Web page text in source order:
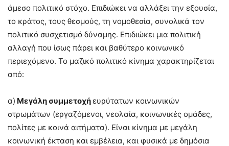
άμεσο πολιτικό στόχο. Επιδιώκει να αλλάξει την εξουσία,
το κράτος, τους θεσμούς, τη νομοθεσία, συνολικά τον
πολιτικό συσχετισμό δύναμης. Επιδιώκει μια πολιτική
αλλαγή που ίσως πάρει και βαθύτερο κοινωνικό
περιεχόμενο. Το μαζικό πολιτικό κίνημα χαρακτηρίζεται
από:
α) Μεγάλη συμμετοχήευρύτατων κοινωνικών
στρωμάτων (εργαζόμενοι, νεολαία, κοινωνικές ομάδες,
πολίτες με κοινά αιτήματα). Είναι κίνημα με μεγάλη
κοινωνική έκταση και εμβέλεια, και φυσικά με δημόσια